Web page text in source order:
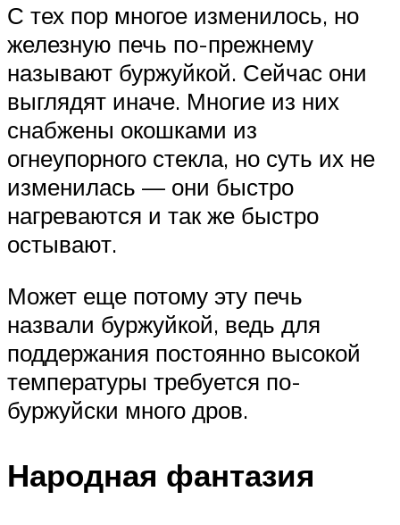
С тех пор многое изменилось, но
железную печь по-прежнему
называют буржуйкой. Сейчас они
выглядят иначе. Многие из них
снабжены окошками из
огнеупорного стекла, но суть их не
изменилась — они быстро
нагреваются и так же быстро
остывают.
Может еще потому эту печь
назвали буржуйкой, ведь для
поддержания постоянно высокой
температуры требуется по-
буржуйски много дров.
Народная фантазия